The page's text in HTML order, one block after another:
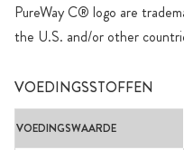
PureWay C® logo are
the U.S. and/or other
VOEDINGSSTOFFEN
VOEDINGSWAARDE